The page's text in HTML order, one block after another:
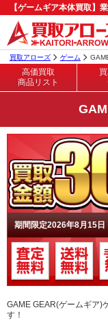
【ゲームギア本体買取】
買取アローズ ゲーム
高価買取
商品リスト
期間限定2026年8月15日
GAME GEAR(ゲームギア)
す！